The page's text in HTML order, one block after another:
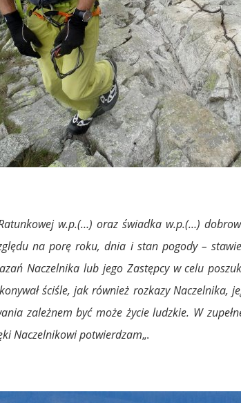
w.p.(…) oraz świadka w.p.(…)
na porę roku, dnia i stan pogody –
Naczelnika lub jego Zastępcy w celu
ściśle, jak również rozkazy Naczelnika,
zależnem być może życie ludzkie. W
Naczelnikowi potwierdzam„.